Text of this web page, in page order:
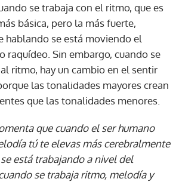
se trabaja con el ritmo, que es
básica, pero la más fuerte,
hablando se está moviendo el
raquídeo. Sin embargo, cuando se
ritmo, hay un cambio en el sentir
las tonalidades mayores crean
que las tonalidades menores.
que cuando el ser humano
tú te elevas más cerebralmente
está trabajando a nivel del
se trabaja ritmo, melodía y